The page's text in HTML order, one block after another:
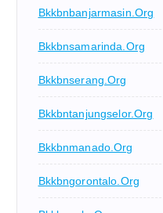
Bkkbnbanjarmasin.org
Bkkbnsamarinda.org
Bkkbnserang.org
Bkkbntanjungselor.org
Bkkbnmanado.org
Bkkbngorontalo.org